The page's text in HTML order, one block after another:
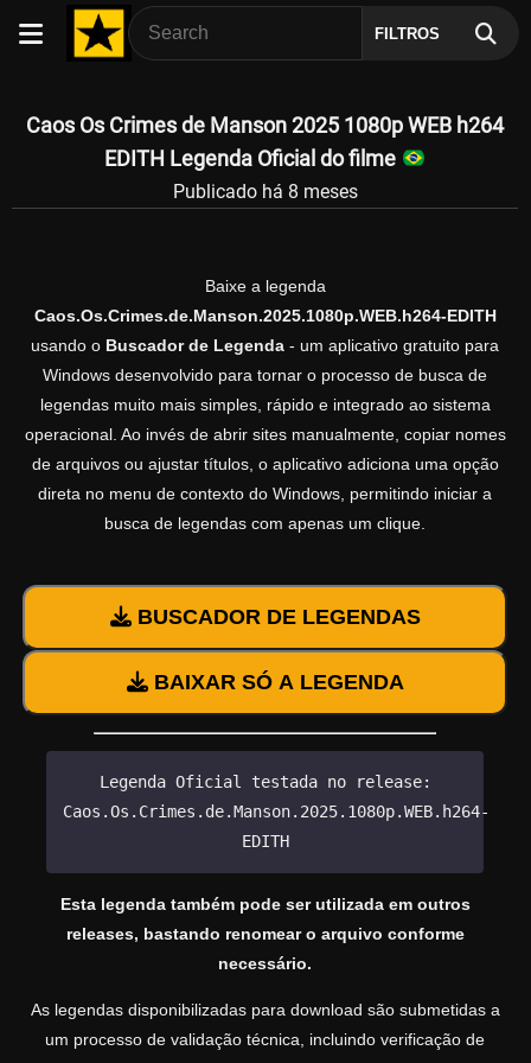
FILTROS
Caos Os Crimes de Manson 2025 1080p WEB h264
EDITH Legenda Oficial do filme
Publicado há 8 meses
Baixe a legenda
Caos.Os.Crimes.de.Manson.2025.1080p.WEB.h264-EDITH
usando o Buscador de Legenda - um aplicativo gratuito para
Windows desenvolvido para tornar o processo de busca de
legendas muito mais simples, rápido e integrado ao sistema
operacional. Ao invés de abrir sites manualmente, copiar nomes
de arquivos ou ajustar títulos, o aplicativo adiciona uma opção
direta no menu de contexto do Windows, permitindo iniciar a
busca de legendas com apenas um clique.
BUSCADOR DE LEGENDAS
BAIXAR SÓ A LEGENDA
Legenda Oficial testada no release:
Caos.Os.Crimes.de.Manson.2025.1080p.WEB.h264-
EDITH
Esta legenda também pode ser utilizada em outros
releases, bastando renomear o arquivo conforme
necessário.
As legendas disponibilizadas para download são submetidas a
um processo de validação técnica, incluindo verificação de